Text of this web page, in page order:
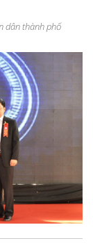
dân thành phố